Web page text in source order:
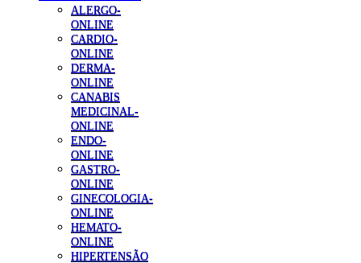
ALERGO-
ONLINE
CARDIO-
ONLINE
DERMA-
ONLINE
CANABIS
MEDICINAL-
ONLINE
ENDO-
ONLINE
GASTRO-
ONLINE
GINECOLOGIA-
ONLINE
HEMATO-
ONLINE
HIPERTENSÃO